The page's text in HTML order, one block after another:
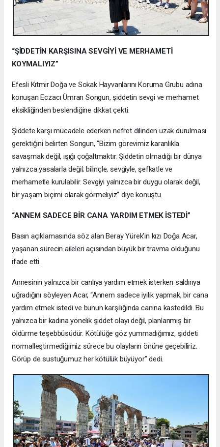
“ŞİDDETİN KARŞISINA SEVGİYİ VE MERHAMETİ
KOYMALIYIZ”
Efesli Kıtmir Doğa ve Sokak Hayvanlarını Koruma Grubu adına
konuşan Eczacı Ümran Songun, şiddetin sevgi ve merhamet
eksikliğinden beslendiğine dikkat çekti.
Şiddete karşı mücadele ederken nefret dilinden uzak durulması
gerektiğini belirten Songun, “Bizim görevimiz karanlıkla
savaşmak değil, ışığı çoğaltmaktır. Şiddetin olmadığı bir dünya
yalnızca yasalarla değil; bilinçle, sevgiyle, şefkatle ve
merhametle kurulabilir. Sevgiyi yalnızca bir duygu olarak değil,
bir yaşam biçimi olarak görmeliyiz” diye konuştu.
“ANNEM SADECE BİR CANA YARDIM ETMEK İSTEDİ”
Basın açıklamasında söz alan Beray Yürek’in kızı Doğa Acar,
yaşanan sürecin aileleri açısından büyük bir travma olduğunu
ifade etti.
Annesinin yalnızca bir canlıya yardım etmek isterken saldırıya
uğradığını söyleyen Acar, “Annem sadece iyilik yapmak, bir cana
yardım etmek istedi ve bunun karşılığında canına kastedildi. Bu
yalnızca bir kadına yönelik şiddet olayı değil, planlanmış bir
öldürme teşebbüsüdür. Kötülüğe göz yummadığımız, şiddeti
normalleştirmediğimiz sürece bu olayların önüne geçebiliriz.
Görüp de sustuğumuz her kötülük büyüyor” dedi.